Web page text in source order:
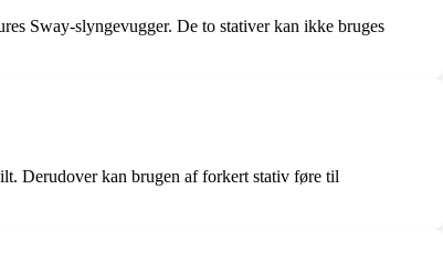
Sway-slyngevugger. De to stativer kan ikke bruges
Derudover kan brugen af forkert stativ føre til